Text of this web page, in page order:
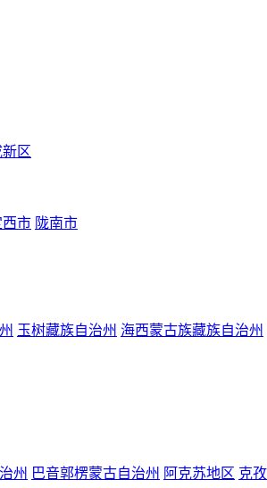
区
西市 陇南市
玉树藏族自治州 海西蒙古族藏族自治州
州 巴音郭楞蒙古自治州 阿克苏地区 克